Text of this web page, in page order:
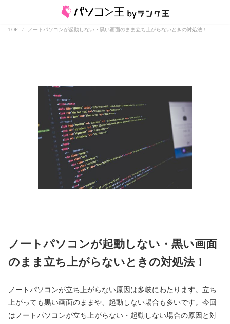
TOP ノートパソコンが起動しない・黒い画面のまま立ち上がらないときの対処法！
ノートパソコンが起動しない・黒い画面
のまま立ち上がらないときの対処法！
ノートパソコンが立ち上がらない原因は多岐にわたります。立ち
上がっても黒い画面のままや、起動しない場合も多いです。今回
はノートパソコンが立ち上がらない・起動しない場合の原因と対